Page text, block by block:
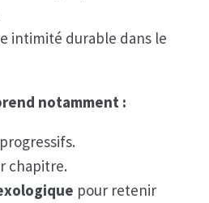
intimité durable dans le
notamment :
progressifs.
chapitre.
pour retenir